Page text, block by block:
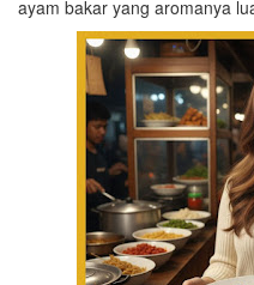
ayam bakar yang aromanya